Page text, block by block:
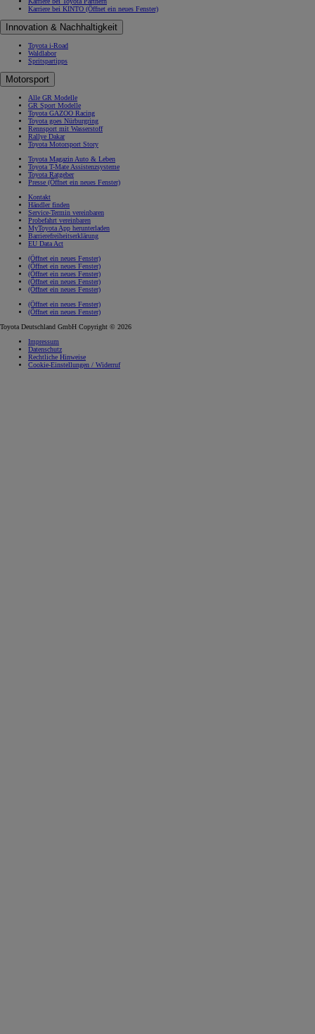
Karriere bei KINTO (Öffnet ein neues Fenster)
Innovation & Nachhaltigkeit
Toyota i-Road
Waldlabor
Spritspartipps
Motorsport
Alle GR Modelle
GR Sport Modelle
Toyota GAZOO Racing
Toyota goes Nürburgring
Rennsport mit Wasserstoff
Rallye Dakar
Toyota Motorsport Story
Toyota Magazin Auto & Leben
Toyota T-Mate Assistenzsysteme
Toyota Ratgeber
Presse (Öffnet ein neues Fenster)
Kontakt
Händler finden
Service-Termin vereinbaren
Probefahrt vereinbaren
MyToyota App herunterladen
Barrierefreiheitserklärung
EU Data Act
(Öffnet ein neues Fenster)
(Öffnet ein neues Fenster)
(Öffnet ein neues Fenster)
(Öffnet ein neues Fenster)
(Öffnet ein neues Fenster)
(Öffnet ein neues Fenster)
(Öffnet ein neues Fenster)
Toyota Deutschland GmbH Copyright © 2026
Impressum
Datenschutz
Rechtliche Hinweise
Cookie-Einstellungen / Widerruf